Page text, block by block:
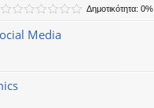
Δημοτικότητα: 0%
Media